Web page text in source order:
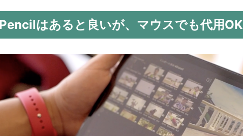
はあると良いが、マウスでも代用OK